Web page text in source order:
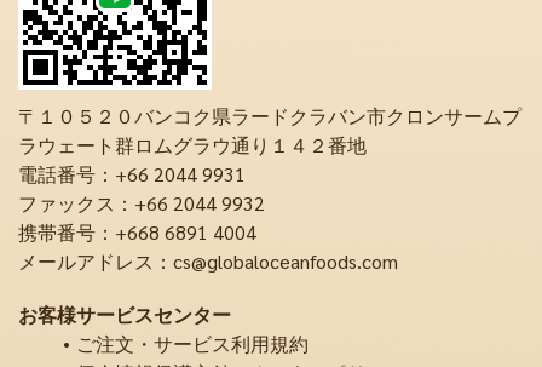
〒１０５２０バンコク県ラードクラバン市クロンサームプ
ラウェート群ロムグラウ通り１４２番地
電話番号：+66 2044 9931
ファックス：+66 2044 9932
携帯番号：+668 6891 4004
メールアドレス：cs@globaloceanfoods.com
お客様サービスセンター
ご注文・サービス利用規約